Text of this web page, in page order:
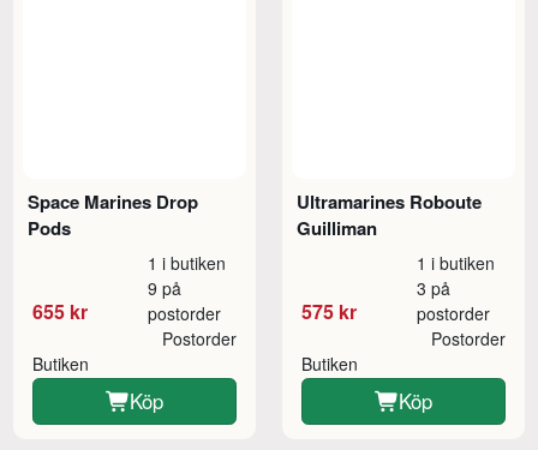
Space Marines Drop
Pods
655 kr
1 i butiken
9 på
postorder
Butiken
Postorder
Köp
Ultramarines Roboute
Guilliman
575 kr
1 i butiken
3 på
postorder
Butiken
Postorder
Köp